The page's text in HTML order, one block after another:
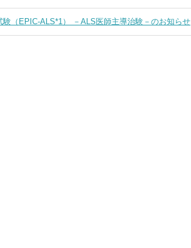
（EPIC-ALS*1） －ALS医師主導治験－のお知らせ